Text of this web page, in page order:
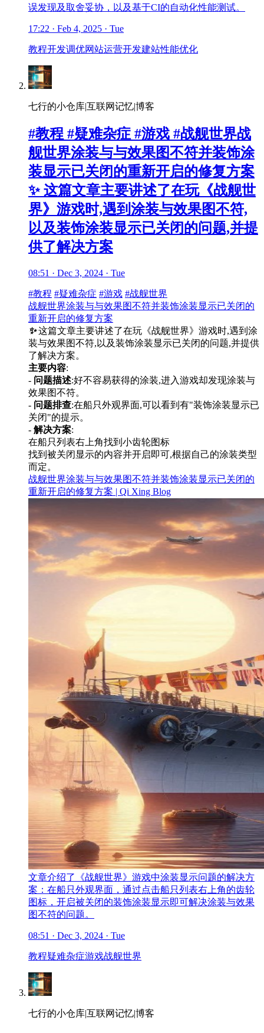
误发现及取舍妥协，以及基于CI的自动化性能测试。
17:22 · Feb 4, 2025 · Tue
教程开发调优网站运营开发建站性能优化
七行的小仓库|互联网记忆|博客
#教程 #疑难杂症 #游戏 #战舰世界战
舰世界涂装与与效果图不符并装饰涂
装显示已关闭的重新开启的修复方案
✨ 这篇文章主要讲述了在玩《战舰世
界》游戏时,遇到涂装与效果图不符,
以及装饰涂装显示已关闭的问题,并提
供了解决方案
08:51 · Dec 3, 2024 · Tue
#教程 #疑难杂症 #游戏 #战舰世界
战舰世界涂装与与效果图不符并装饰涂装显示已关闭的
重新开启的修复方案
✨这篇文章主要讲述了在玩《战舰世界》游戏时,遇到涂
装与效果图不符,以及装饰涂装显示已关闭的问题,并提供
了解决方案。
主要内容:
- 问题描述:好不容易获得的涂装,进入游戏却发现涂装与
效果图不符。
- 问题排查:在船只外观界面,可以看到有"装饰涂装显示已
关闭"的提示。
- 解决方案:
在船只列表右上角找到小齿轮图标
找到被关闭显示的内容并开启即可,根据自己的涂装类型
而定。
战舰世界涂装与与效果图不符并装饰涂装显示已关闭的
重新开启的修复方案 | Qi Xing Blog
文章介绍了《战舰世界》游戏中涂装显示问题的解决方
案：在船只外观界面，通过点击船只列表右上角的齿轮
图标，开启被关闭的装饰涂装显示即可解决涂装与效果
图不符的问题。
08:51 · Dec 3, 2024 · Tue
教程疑难杂症游戏战舰世界
七行的小仓库|互联网记忆|博客